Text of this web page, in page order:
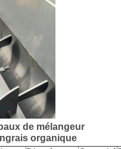
de mélangeur
organique